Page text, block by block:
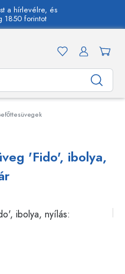
a hírlevélre, és
1850 forintot
'Fido', ibolya,